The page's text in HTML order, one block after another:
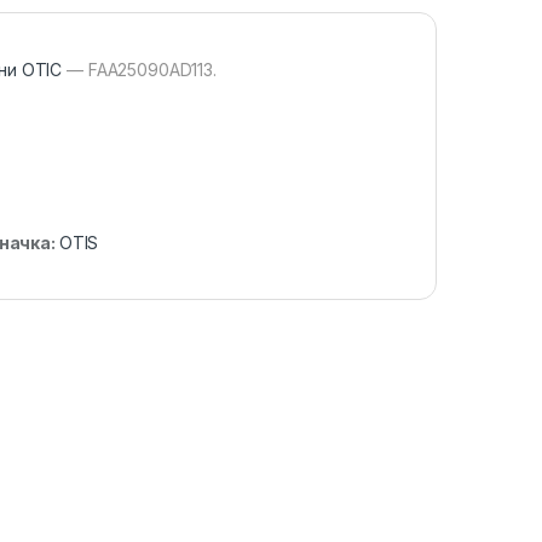
ОТІС — FAA25090AD113.
OTIS